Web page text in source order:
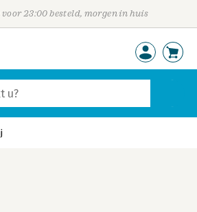
voor 23:00 besteld, morgen in huis